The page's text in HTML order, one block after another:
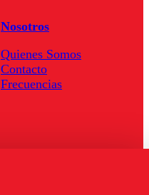
Nosotros
Quienes Somos
Contacto
Frecuencias